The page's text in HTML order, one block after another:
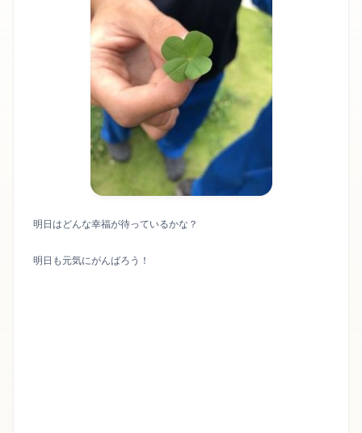
明日はどんな幸福が待っているかな？
明日も元気にがんばろう！